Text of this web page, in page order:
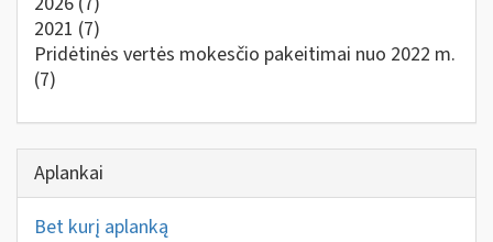
2021 (7)
Pridėtinės vertės mokesčio pakeitimai nuo 2022 m.
(7)
Aplankai
Bet kurį aplanką